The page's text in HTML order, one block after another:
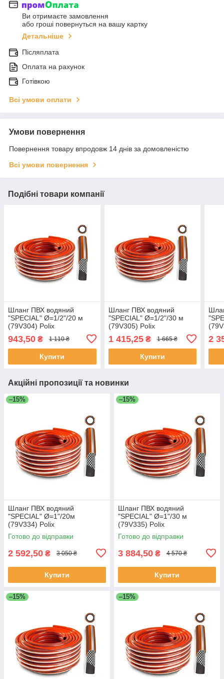
Ви отримаєте замовлення
або гроші повернуться на вашу картку
Детальніше
Післяплата
Оплата на рахунок
Готівкою
Всі умови оплати
Умови повернення
Повернення товару впродовж 14 днів за домовленістю
Всі умови повернення
Подібні товари компанії
Шланг ПВХ водяний
"SPECIAL" Ø=1/2"/20 м
(79V304) Polix
(Польща)
943,50 ₴ 1 110 ₴
Купити
Шланг ПВХ водяний
"SPECIAL" Ø=1/2"/30 м
(79V305) Polix
(Польща)
1 415,25₴ 1 665 ₴
Купити
2
Акційні пропозиції та новинки
–15%
Шланг ПВХ водяний
"SPECIAL" Ø=1"/20м
(79V334) Polix
P313EN3N252020P (Польща)
Готово до відправки
2 592,50 ₴ 3 050 ₴
Купити
–15%
Шланг ПВХ водяний
"SPECIAL" Ø=1"/30 м
(79V335) Polix
P313EN3N253020P (Польща)
Готово до відправки
3 884,50 ₴ 4 570 ₴
Купити
–15% –15%